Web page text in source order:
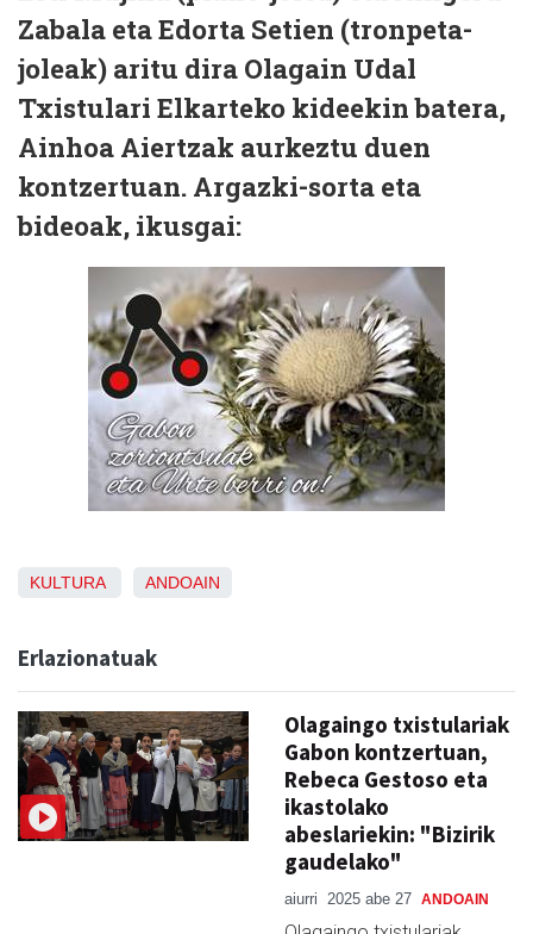
Zabala eta Edorta Setien (tronpeta-
joleak) aritu dira Olagain Udal
Txistulari Elkarteko kideekin batera,
Ainhoa Aiertzak aurkeztu duen
kontzertuan. Argazki-sorta eta
bideoak, ikusgai:
KULTURA ANDOAIN
Erlazionatuak
Olagaingo txistulariak
Gabon kontzertuan,
Rebeca Gestoso eta
ikastolako
abeslariekin: "Bizirik
gaudelako"
aiurri 2025 abe 27 ANDOAIN